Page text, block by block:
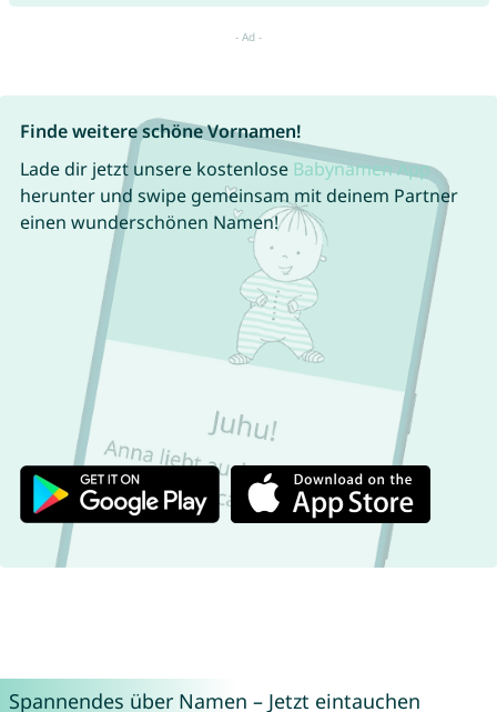
Finde weitere schöne Vornamen!
Lade dir jetzt unsere kostenlose Babynamen App
herunter und swipe gemeinsam mit deinem Partner
einen wunderschönen Namen!
Spannendes über Namen – Jetzt eintauchen